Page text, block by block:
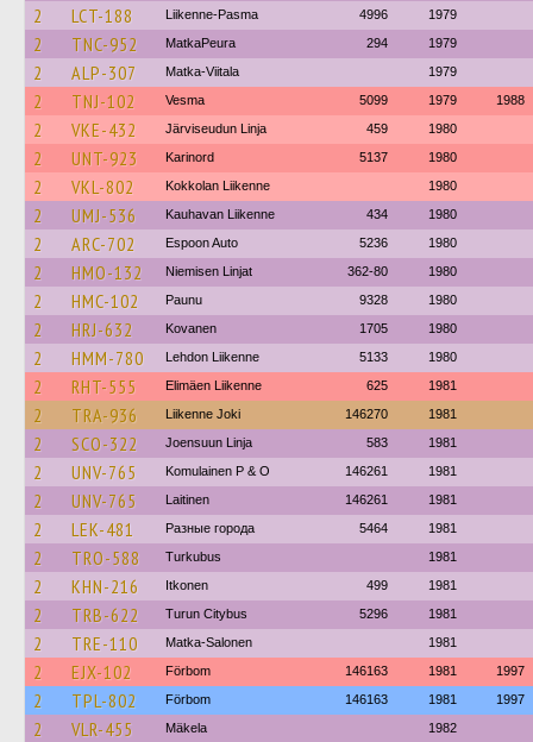
2 LCT-188 Liikenne-Pasma 4996 1979
2 TNC-952 MatkaPeura 294 1979
2 ALP-307 Matka-Viitala 1979
2 TNJ-102 Vesma 5099 1979 1988
2 VKE-432 Järviseudun Linja 459 1980
2 UNT-923 Karinord 5137 1980
2 VKL-802 Kokkolan Liikenne 1980
2 UMJ-536 Kauhavan Liikenne 434 1980
2 ARC-702 Espoon Auto 5236 1980
2 HMO-132 Niemisen Linjat 362-80 1980
2 HMC-102 Paunu 9328 1980
2 HRJ-632 Kovanen 1705 1980
2 HMM-780 Lehdon Liikenne 5133 1980
2 RHT-555 Elimäen Liikenne 625 1981
2 TRA-936 Liikenne Joki 146270 1981
2 SCO-322 Joensuun Linja 583 1981
2 UNV-765 Komulainen P & O 146261 1981
2 UNV-765 Laitinen 146261 1981
2 LEK-481 Разные города 5464 1981
2 TRO-588 Turkubus 1981
2 KHN-216 Itkonen 499 1981
2 TRB-622 Turun Citybus 5296 1981
2 TRE-110 Matka-Salonen 1981
2 EJX-102 Förbom 146163 1981 1997
2 TPL-802 Förbom 146163 1981 1997
2 VLR-455 Mäkela 1982